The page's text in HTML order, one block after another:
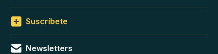
Suscríbete
Newsletters